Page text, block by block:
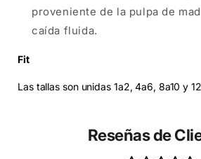
proveniente de la pulpa de
caída fluida.
Fit
Las tallas son unidas 1a2, 4a6, 8a10 y
Reseñas de